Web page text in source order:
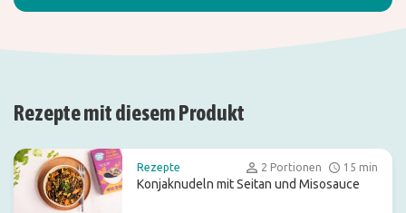
Rezepte mit diesem Produkt
Rezepte 2 Portionen 15 min
Konjaknudeln mit Seitan und Misosauce